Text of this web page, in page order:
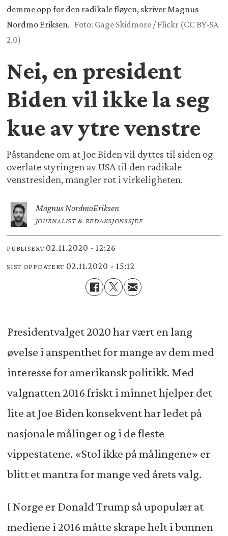
demme opp for den radikale fløyen, skriver Magnus
Nordmo Eriksen. Foto: Gage Skidmore / Flickr (CC BY-SA
2.0)
Nei, en president
Biden vil ikke la seg
kue av ytre venstre
Påstandene om at Joe Biden vil dyttes til siden og
overlate styringen av USA til den radikale
venstresiden, mangler rot i virkeligheten.
Magnus NordmoEriksen
JOURNALIST & REDAKSJONSSJEF
PUBLISERT 02.11.2020 - 12:26
SIST OPPDATERT 02.11.2020 - 15:12
Presidentvalget 2020 har vært en lang
øvelse i anspenthet for mange av dem med
interesse for amerikansk politikk. Med
valgnatten 2016 friskt i minnet hjelper det
lite at Joe Biden konsekvent har ledet på
nasjonale målinger og i de fleste
vippestatene. «Stol ikke på målingene» er
blitt et mantra for mange ved årets valg.
I Norge er Donald Trump så upopulær at
mediene i 2016 måtte skrape helt i bunnen